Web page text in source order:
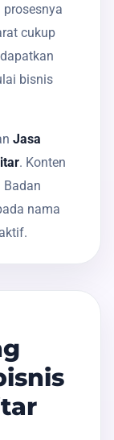
cukup
bisnis
Jasa
. Konten
nama